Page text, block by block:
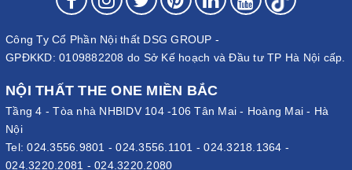
Công Ty Cổ Phần Nội thất DSG GROUP -
GPĐKKD: 0109882208 do Sở Kế hoạch và Đầu tư TP Hà Nội cấp.
NỘI THẤT THE ONE MIỀN BẮC
Tầng 4 - Tòa nhà NHBIDV 104 -106 Tân Mai - Hoàng Mai - Hà
Nội
Tel:024.3556.9801 -024.3556.1101 -024.3218.1364 -
024.3220.2081 - 024.3220.2080